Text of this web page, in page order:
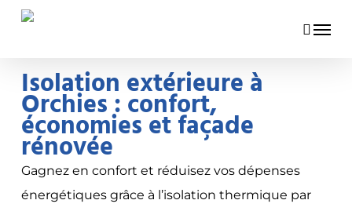
Skip
content
Menu
Isolation extérieure à
Orchies : confort,
économies et façade
rénovée
Gagnez en confort et réduisez vos dépenses
énergétiques grâce à l’isolation thermique par